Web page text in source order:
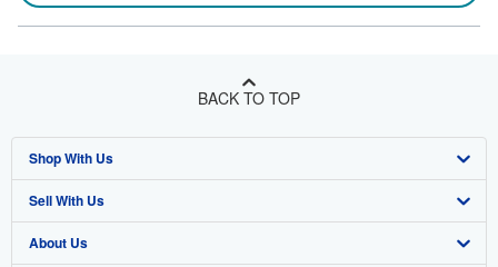
BACK TO TOP
Shop With Us
Advanced Search
Browse Collections
Sell With Us
Start Selling
About Us